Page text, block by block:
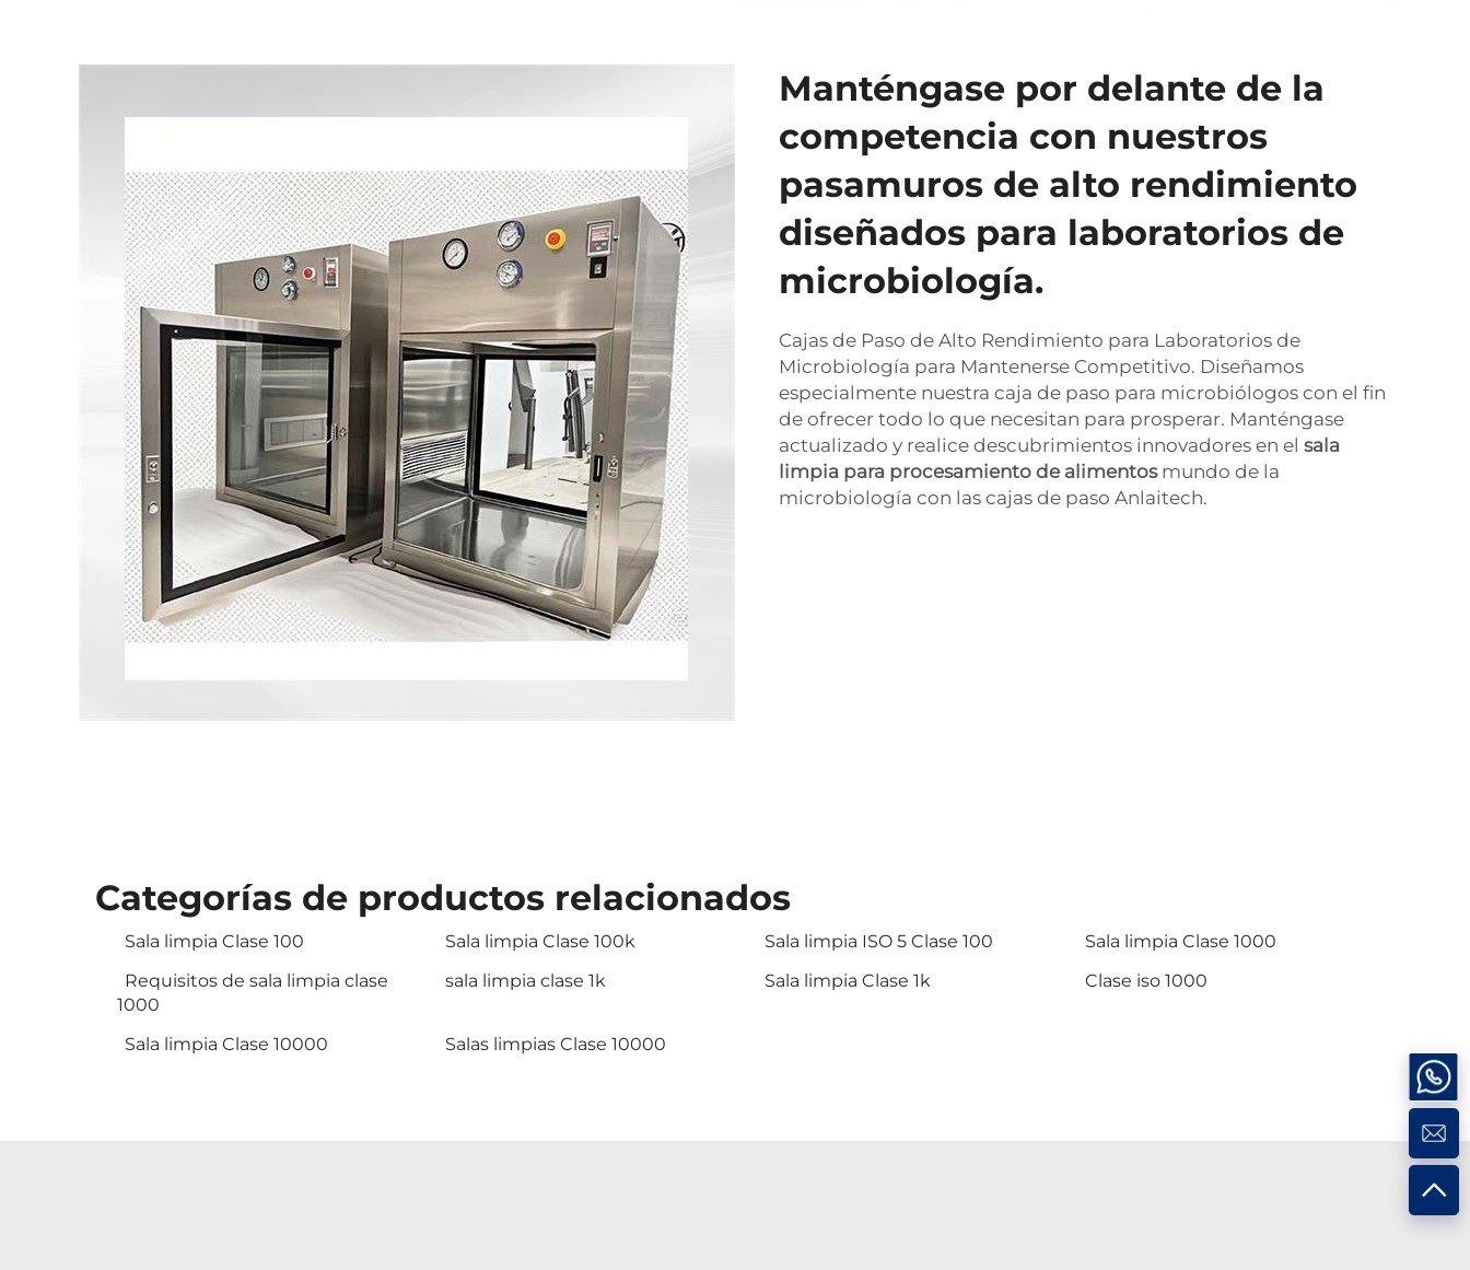
Manténgase por delante de la
competencia con nuestros
pasamuros de alto rendimiento
diseñados para laboratorios de
microbiología.
Cajas de Paso de Alto Rendimiento para Laboratorios de
Microbiología para Mantenerse Competitivo. Diseñamos
especialmente nuestra caja de paso para microbiólogos con el fin
de ofrecer todo lo que necesitan para prosperar. Manténgase
actualizado y realice descubrimientos innovadores en el sala
limpia para procesamiento de alimentos mundo de la
microbiología con las cajas de paso Anlaitech.
Categorías de productos relacionados
Sala limpia Clase 100 Sala limpia Clase 100k Sala limpia ISO 5 Clase 100
Sala limpia Clase 1000
Requisitos de sala limpia clase
1000
sala limpia clase 1k Sala limpia Clase 1k Clase iso 1000
Sala limpia Clase 10000 Salas limpias Clase 10000